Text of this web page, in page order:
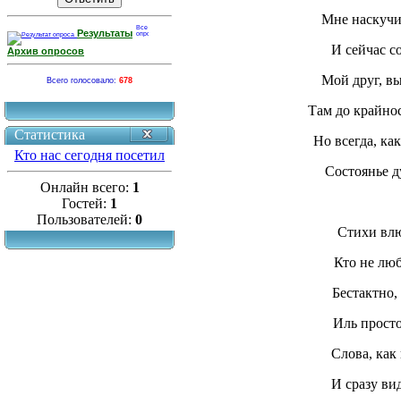
Результаты
Архив опросов
Всего голосовало: 678
Статистика
Кто нас сегодня посетил
Онлайн всего: 1
Гостей: 1
Пользователей: 0
Мне
И сейчас
Мой друг,
Там до
Но всегда,
Состоянье
Стихи
Кто не любил,
Бестактно,
Иль просто
Слова, как
И сразу